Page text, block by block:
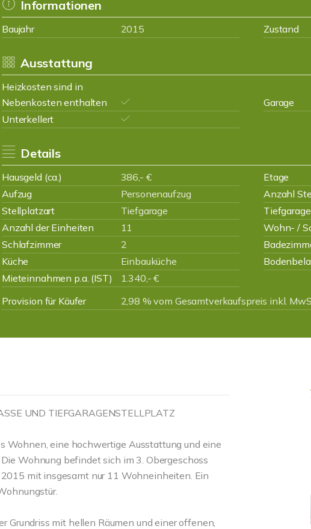
Informationen
Baujahr 2015 Zustand
Ausstattung
Heizkosten sind in
Nebenkosten enthalten
Garage
Unterkellert
Details
Hausgeld (ca.) 386,- € Etage
Aufzug
Personenaufzug Anzahl
Stellplatzart
Tiefgarage Tiefgarage
Anzahl der Einheiten
11 Wohn- /
Schlafzimmer
2
Küche
Einbauküche
Mieteinnahmen p.a. (IST)
1.340,- €
Provision für Käufer
2,98 % vom Gesamtverkaufspreis inkl.
UND TIEFGARAGENSTELLPLATZ
Wohnen, eine hochwertige Ausstattung und eine
Wohnung befindet sich im 3. Obergeschoss
mit insgesamt nur 11 Wohneinheiten. Ein
Grundriss mit hellen Räumen und einer offenen,